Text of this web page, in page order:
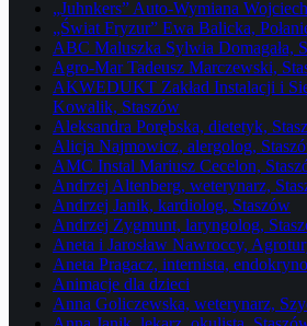
„Juhnkers” Auto-Wymiana
„Świat Fryzur” Ewa Balicka,
ABC Maluszka Sylwia Domagała,
Agro-Mar Tadeusz Marczewski,
AKWEDUKT Zakład Instalacji i
Kowalik, Staszów
Aleksandra Porębska, dietetyk,
Alicja Najmowicz, alergolog,
AMC Instal Mariusz Cecelon,
Andrzej Altenberg, weterynarz,
Andrzej Janik, kardiolog, Staszów
Andrzej Zygmunt, laryngolog,
Aneta i Jarosław Nawroccy,
Aneta Pragacz, internista,
Animacje dla dzieci
Anna Goliczewska, weterynarz,